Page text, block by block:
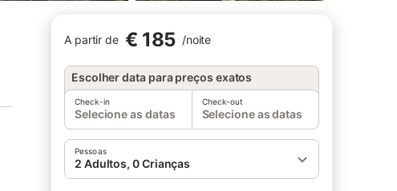
A partir de € 185 /noite
Escolher data para preços exatos
Check-in
Selecione as datas
Check-out
Selecione as datas
Pessoas
2 Adultos, 0 Crianças